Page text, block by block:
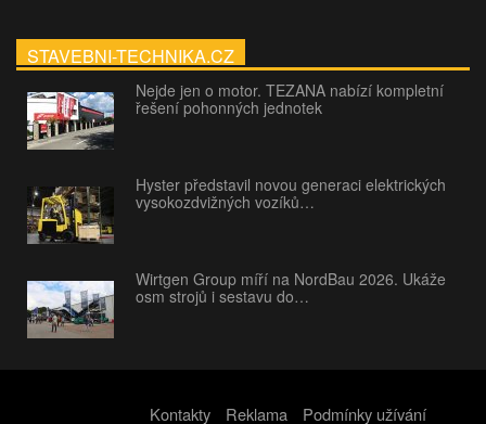
STAVEBNI-TECHNIKA.CZ
Nejde jen o motor. TEZANA nabízí kompletní
řešení pohonných jednotek
Hyster představil novou generaci elektrických
vysokozdvižných vozíků…
Wirtgen Group míří na NordBau 2026. Ukáže
osm strojů i sestavu do…
Kontakty Reklama Podmínky užívání